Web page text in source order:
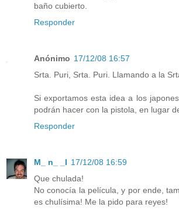
baño cubierto.
Responder
Anónimo 17/12/08 16:57
Srta. Puri, Srta. Puri. Llamando a la
Si exportamos esta idea a los
podrán hacer con la pistola, en lugar
Responder
M_ n_ _l 17/12/08 16:59
Que chulada!
No conocía la película, y por ende,
es chulísima! Me la pido para reyes!